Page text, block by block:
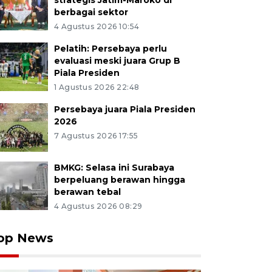
berbagai sektor
4 Agustus 2026 10:54
Pelatih: Persebaya perlu
evaluasi meski juara Grup B
Piala Presiden
1 Agustus 2026 22:48
Persebaya juara Piala Presiden
2026
7 Agustus 2026 17:55
BMKG: Selasa ini Surabaya
berpeluang berawan hingga
berawan tebal
4 Agustus 2026 08:29
News